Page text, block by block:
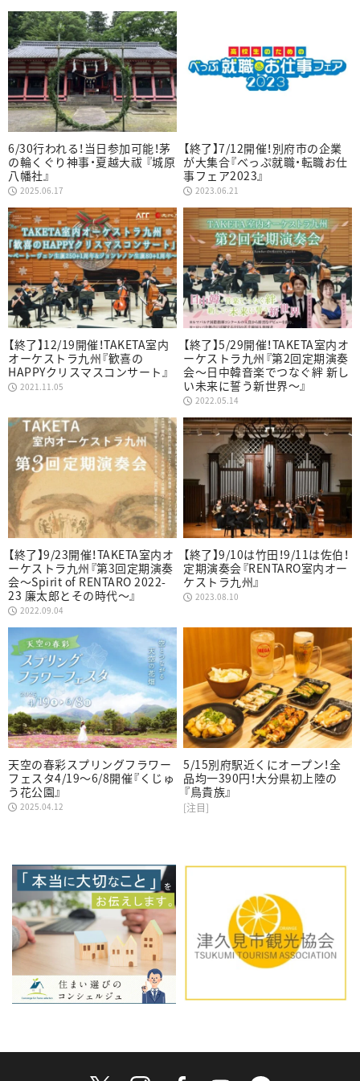
6/30行われる！当日参加可能！茅
の輪くぐり神事・夏越大祓 『城原
八幡社』
2025.06.17
【終了】7/12開催！別府市の企業
が大集合『べっぷ就職・転職お仕
事フェア2023』
2023.06.21
【終了】12/19開催！TAKETA室内
オーケストラ九州『歓喜の
HAPPYクリスマスコンサート』
2021.11.05
【終了】5/29開催！TAKETA室内オ
ーケストラ九州『第2回定期演奏
会〜日中韓音楽でつなぐ絆 新し
い未来に誓う新世界〜』
2022.05.14
【終了】9/23開催！TAKETA室内オ
ーケストラ九州『第3回定期演奏
会〜Spirit of RENTARO 2022-
23 廉太郎とその時代〜』
2022.09.04
【終了】9/10は竹田！9/11は佐伯！
定期演奏会『RENTARO室内オー
ケストラ九州』
2023.08.10
天空の春彩スプリングフラワー
フェスタ4/19～6/8開催『くじゅ
う花公園』
2025.04.12
5/15別府駅近くにオープン！全
品均一390円！大分県初上陸の
『鳥貴族』
[注目]